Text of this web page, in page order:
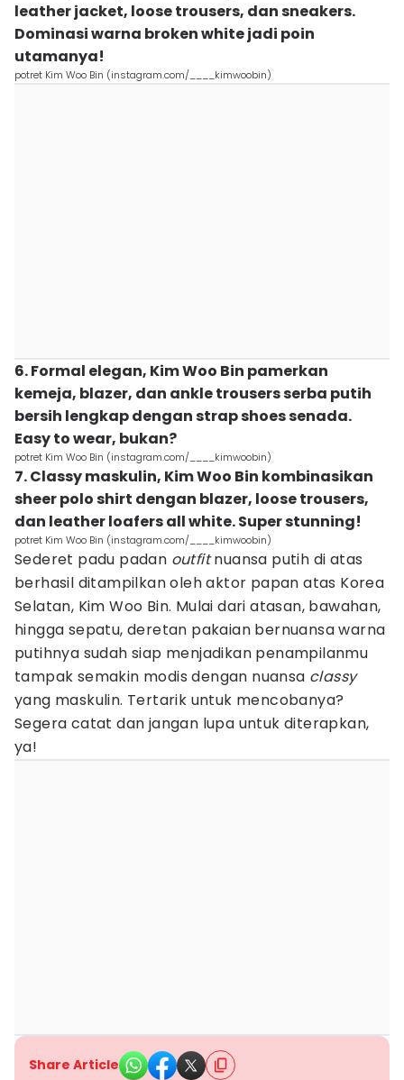
leather jacket, loose trousers, dan sneakers.
Dominasi warna broken white jadi poin
utamanya!
potret Kim Woo Bin (instagram.com/____kimwoobin)
6. Formal elegan, Kim Woo Bin pamerkan
kemeja, blazer, dan ankle trousers serba putih
bersih lengkap dengan strap shoes senada.
Easy to wear, bukan?
potret Kim Woo Bin (instagram.com/____kimwoobin)
7. Classy maskulin, Kim Woo Bin kombinasikan
sheer polo shirt dengan blazer, loose trousers,
dan leather loafers all white. Super stunning!
potret Kim Woo Bin (instagram.com/____kimwoobin)
Sederet padu padan outfitnuansa putih di atas
berhasil ditampilkan oleh aktor papan atas Korea
Selatan, Kim Woo Bin. Mulai dari atasan, bawahan,
hingga sepatu, deretan pakaian bernuansa warna
putihnya sudah siap menjadikan penampilanmu
tampak semakin modis dengan nuansa classy
yang maskulin. Tertarik untuk mencobanya?
Segera catat dan jangan lupa untuk diterapkan,
ya!
Share Article